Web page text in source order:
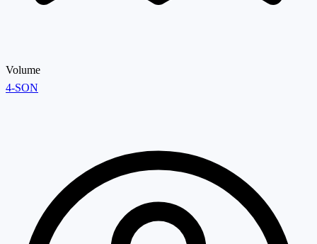
Volume
4-SON